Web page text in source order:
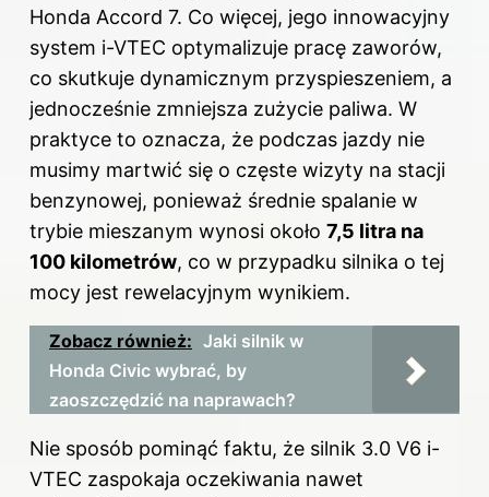
Honda Accord 7. Co więcej, jego innowacyjny
system i-VTEC optymalizuje pracę zaworów,
co skutkuje dynamicznym przyspieszeniem, a
jednocześnie zmniejsza zużycie paliwa. W
praktyce to oznacza, że podczas jazdy nie
musimy martwić się o częste wizyty na stacji
benzynowej, ponieważ średnie spalanie w
trybie mieszanym wynosi około 7,5 litra na
100 kilometrów, co w przypadku silnika o tej
mocy jest rewelacyjnym wynikiem.
Zobacz również: Jaki silnik w
Honda Civic wybrać, by
zaoszczędzić na naprawach?
Nie sposób pominąć faktu, że silnik 3.0 V6 i-
VTEC zaspokaja oczekiwania nawet